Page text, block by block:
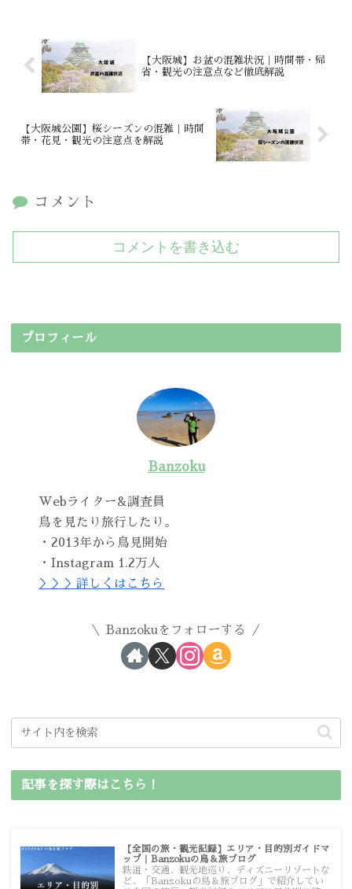
【大阪城】お盆の混雑状況｜時間帯・帰
省・観光の注意点など徹底解説
【大阪城公園】桜シーズンの混雑｜時間
帯・花見・観光の注意点を解説
コメント
コメントを書き込む
プロフィール
Banzoku
Webライター&調査員
鳥を見たり旅行したり。
・2013年から鳥見開始
・Instagram 1.2万人
＞＞＞詳しくはこちら
Banzokuをフォローする
記事を探す際はこちら！
【全国の旅・観光記録】エリア・目的別ガイドマ
ップ｜Banzokuの鳥＆旅ブログ
鉄道・交通、観光地巡り、ディズニーリゾートな
ど、「Banzokuの鳥＆旅ブログ」で紹介してい